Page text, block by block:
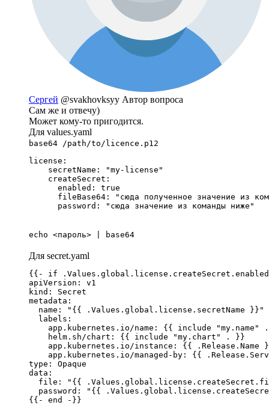
Сергей @svakhovksyy Автор вопроса
Сам же и отвечу)
Может кому-то пригодится.
Для values.yaml
base64 /path/to/licence.p12
license:
    secretName: "my-license"
    createSecret:
      enabled: true
fileBase64: "сюда полученное значение из
      password: "сюда значение из команды ниже"
echo <пароль> | base64
Для secret.yaml
{{- if
apiVersion: v1
kind: Secret
metadata:
  name: "{{ .Values.global.license.secretName }}"
  labels:
app.kubernetes.io/name: {{ include "my.name"
    helm.sh/chart: {{ include "my.chart" . }}
app.kubernetes.io/instance: {{ .Release.Name
app.kubernetes.io/managed-by: {{
type: Opaque
data:
file: "{{
password: "{{
{{- end -}}